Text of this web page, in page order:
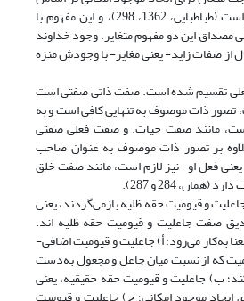
علم موثر در آن و اختیار است (طباطبایی، 1362، 298)، و این مفهوم با
مصداق این دو مفهوم متغایر، وجود خداوند
از صفات زاید- یعنی مغایر- با وجودش منزه
تقسیم شده است. صفت ذاتی صفتی است
تصور ذات موصوف به تنهایی کافی است و به
مانند صفت حیات. و صفت فعلی صفتی
بر تصور ذات موصوف به عنوان صاحب
فعل او- نیز لازم است، مانند صفت خلق
284 و 287).
و قیومیت حقه ظلیه بازمی‌گردند، یعنی
صفت جاعلیت و قیومیت حقه ظلیه ‌اند.
به‌کار می‌رود: أ) جاعلیت و قیومیت اضافی-
که از نسبت میان جاعل و مجعول به‌دست
ب) جاعلیت و قیومیت حقه حقیقیه، یعنی